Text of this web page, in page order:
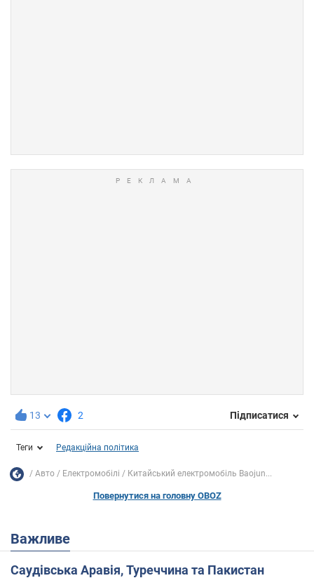
13 2 Підписатися
Теги Редакційна політика
Авто Електромобілі Китайський електромобіль Baojun...
Повернутися на головну OBOZ
Важливе
Саудівська Аравія, Туреччина та Пакистан